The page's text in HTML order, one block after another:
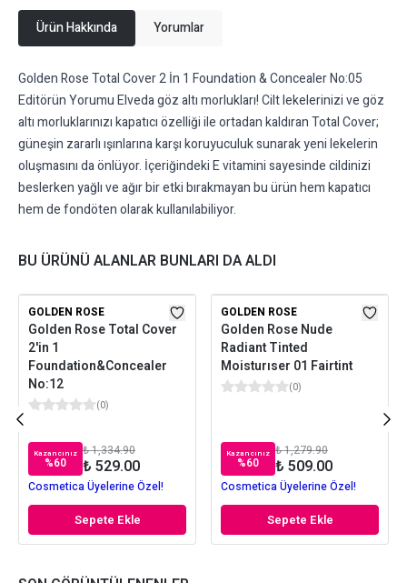
Ürün Hakkında Yorumlar
Golden Rose Total Cover 2 İn 1 Foundation & Concealer No:05
Editörün Yorumu Elveda göz altı morlukları! Cilt lekelerinizi ve göz
altı morluklarınızı kapatıcı özelliği ile ortadan kaldıran Total Cover;
güneşin zararlı ışınlarına karşı koruyuculuk sunarak yeni lekelerin
oluşmasını da önlüyor. İçeriğindeki E vitamini sayesinde cildinizi
beslerken yağlı ve ağır bir etki bırakmayan bu ürün hem kapatıcı
hem de fondöten olarak kullanılabiliyor.
BU ÜRÜNÜ ALANLAR BUNLARI DA ALDI
GOLDEN ROSE
Golden Rose Total Cover
2'in 1
Foundation&Concealer
No:12
(0)
Kazancınız
%60
₺ 1,334.90
₺ 529.00
Cosmetica Üyelerine Özel!
Sepete Ekle
GOLDEN ROSE
Golden Rose Nude
Radiant Tinted
Moisturıser 01 Fairtint
(0)
Kazancınız
%60
₺ 1,279.90
₺ 509.00
Cosmetica Üyelerine Özel!
Sepete Ekle